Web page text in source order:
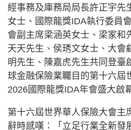
經事務及庫務局局長許正宇先
女士、國際龍獎IDA執行委員
會副主席梁涵英女士、梁家和
天天先生、侯琇文女士、大會
明先生、陳嘉虎先生共同登臺
球金融保險業矚目的第十六屆
2026國際龍獎IDA年會盛大啟
第十六屆世界華人保險大會主
辭時感嘆：「立足行業全新發